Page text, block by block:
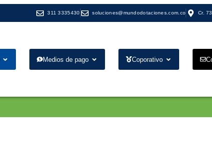
311 3335430 soluciones@mundodotaciones.com.co Cr.
Medios de pago Coporativo